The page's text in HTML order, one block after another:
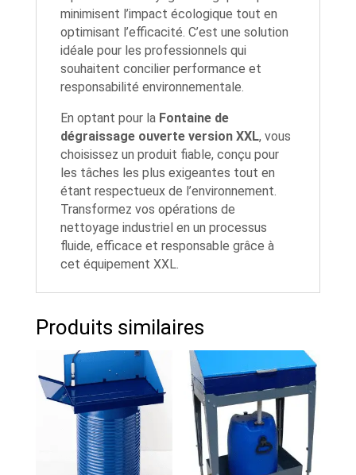
minimisent l’impact écologique tout en
optimisant l’efficacité. C’est une solution
idéale pour les professionnels qui
souhaitent concilier performance et
responsabilité environnementale.
En optant pour la Fontaine de
dégraissage ouverte version XXL, vous
choisissez un produit fiable, conçu pour
les tâches les plus exigeantes tout en
étant respectueux de l’environnement.
Transformez vos opérations de
nettoyage industriel en un processus
fluide, efficace et responsable grâce à
cet équipement XXL.
Produits similaires